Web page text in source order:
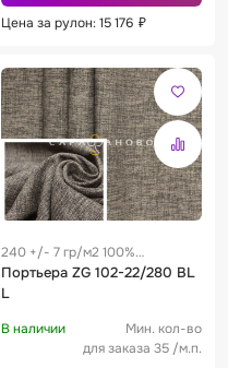
Цена за рулон: 15 176 ₽
240 +/- 7 гр/м2 100%
полиэстер
Портьера ZG 102-22/280 BL
L
В наличии
Мин. кол-во
для заказа 35 /м.п.